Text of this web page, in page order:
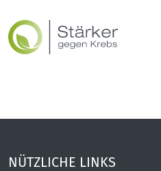
NÜTZLICHE LINKS